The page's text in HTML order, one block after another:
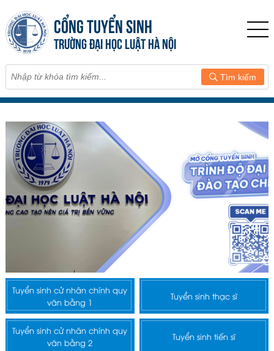
CỔNG TUYỂN SINH
TRƯỜNG ĐẠI HỌC LUẬT HÀ NỘI
Tìm kiếm
Tuyển sinh cử nhân chính quy
văn bằng 1
Tuyển sinh thạc sĩ
Tuyển sinh cử nhân chính quy
văn bằng 2
Tuyển sinh tiến sĩ